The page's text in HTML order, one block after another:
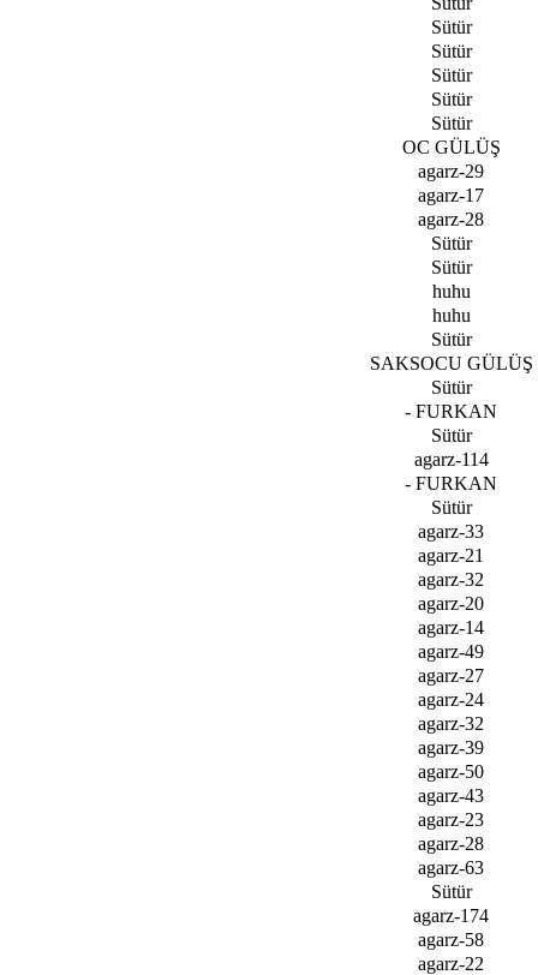
Sütür
Sütür
Sütür
Sütür
Sütür
OC GÜLÜŞ
agarz-29
agarz-17
agarz-28
Sütür
Sütür
huhu
huhu
Sütür
SAKSOCU GÜLÜŞ
Sütür
- FURKAN
Sütür
agarz-114
- FURKAN
Sütür
agarz-33
agarz-21
agarz-32
agarz-20
agarz-14
agarz-49
agarz-27
agarz-24
agarz-32
agarz-39
agarz-50
agarz-43
agarz-23
agarz-28
agarz-63
Sütür
agarz-174
agarz-58
agarz-22